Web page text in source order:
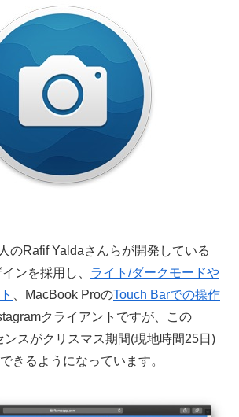
のRafif Yaldaさんらが開発している
ンを採用し、 ライト/ダークモードや
、MacBook ProのTouch Barでの操作
クライアントですが、この
ンスがクリスマス期間(現地時間25日)
きるようになっています。